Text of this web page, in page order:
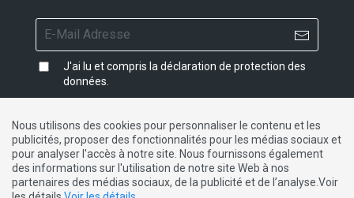
J'ai lu et compris la déclaration de protection des
données
Impressum| Protection des données|Contact
DE FR IT
Nous utilisons des cookies pour personnaliser le contenu et les
publicités, proposer des fonctionnalités pour les médias sociaux et
pour analyser l'accès à notre site. Nous fournissons également
des informations sur l'utilisation de notre site Web à nos
partenaires des médias sociaux, de la publicité et de l’analyse.Voir